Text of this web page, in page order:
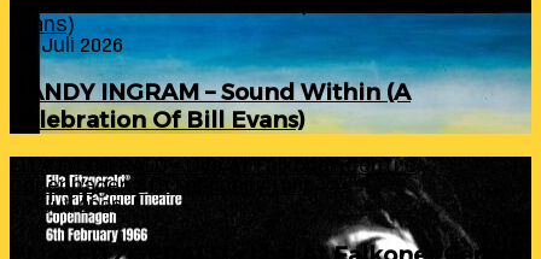
Evans)
24. Juli 2026
RANDY INGRAM – Sound Within (A
Celebration Of Bill Evans)
ELLA FITZGERALD – Live At Falkoner Centre
Copenhagen 6th February 1966
23. Juli 2026